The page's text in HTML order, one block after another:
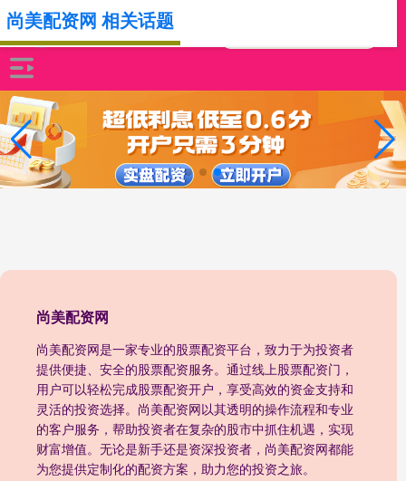
尚美配资网
尚美配资网是一家专业的股票配资平台，致力于为投资者
提供便捷、安全的股票配资服务。通过线上股票配资门，
用户可以轻松完成股票配资开户，享受高效的资金支持和
灵活的投资选择。尚美配资网以其透明的操作流程和专业
的客户服务，帮助投资者在复杂的股市中抓住机遇，实现
财富增值。无论是新手还是资深投资者，尚美配资网都能
为您提供定制化的配资方案，助力您的投资之旅。
尚美配资网 相关话题